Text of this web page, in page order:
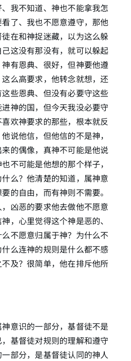
我不知道、神也不能拿我怎
了、我也不愿意遵守，那他
在和神捉迷藏，以为这么躲
这没有那没有，就可以躲起
有恩典、很好，但神要他遵
么高要求，他转念就想，还
些恩典、但没有必要守这些
神的国，但今天我没必要守
欢神要求的那些，根本就反
说他信，但他信的不是神，
的偶像，真神不可能是他说
不可能是他想的那个样子，
么？他清楚的知道，属神意
的自由，而有神则不需要。
凶恶的要求他去做他不愿意
，心里觉得这个神是恶的、
不愿意归属于神？为什么不
么连神的规则是什么都不感
及？很简单，他在排斥他所
意识的一部分，基督徒不是
基督徒对规则的理解和遵守
部分，是基督徒认同的神人